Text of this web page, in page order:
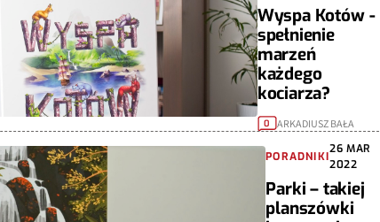
Wyspa Kotów -
spełnienie
marzeń
każdego
kociarza?
0 ARKADIUSZ BAŁA
PORADNIKI
26 MAR
2022
Parki – takiej
planszówki